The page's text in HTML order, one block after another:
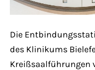
24h/ 365days
Die
des Klinikums
Kreißsaalführungen